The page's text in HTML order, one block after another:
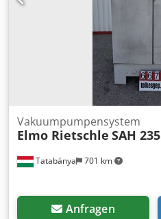
Tatabánya 701 km
Vakuumpumpensystem
Elmo Rietschle SAH 235
Anfragen